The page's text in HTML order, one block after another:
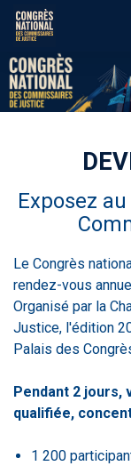
Exposez
Le Congrès
rendez-vous
Organisé par la
Justice, l'édition
Palais des
Pendant 2 jours,
qualifiée,
1 200